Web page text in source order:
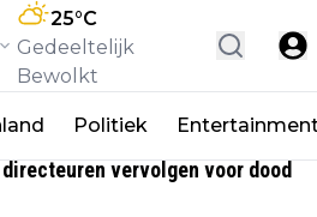
25°C
Gedeeltelijk
Bewolkt
Politiek
vervolgen voor dood